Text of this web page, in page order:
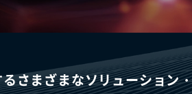
さまざまなソリューション